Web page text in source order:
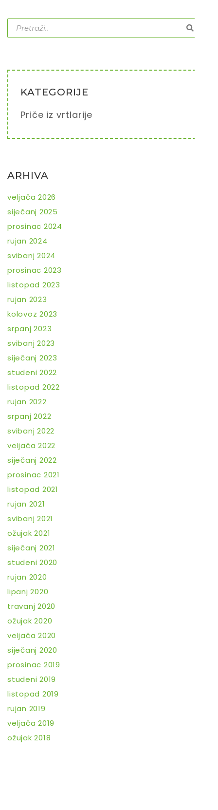
KATEGORIJE
Priče iz vrtlarije
ARHIVA
veljača 2026
siječanj 2025
prosinac 2024
rujan 2024
svibanj 2024
prosinac 2023
listopad 2023
rujan 2023
kolovoz 2023
srpanj 2023
svibanj 2023
siječanj 2023
studeni 2022
listopad 2022
rujan 2022
srpanj 2022
svibanj 2022
veljača 2022
siječanj 2022
prosinac 2021
listopad 2021
rujan 2021
svibanj 2021
ožujak 2021
siječanj 2021
studeni 2020
rujan 2020
lipanj 2020
travanj 2020
ožujak 2020
veljača 2020
siječanj 2020
prosinac 2019
studeni 2019
listopad 2019
rujan 2019
veljača 2019
ožujak 2018